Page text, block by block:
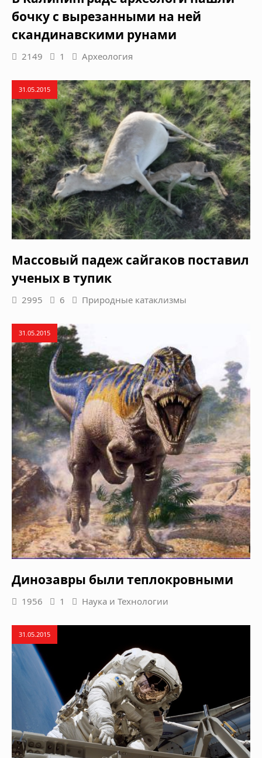
бочку с вырезанными на ней
скандинавскими рунами
2149 1 Археология
31.05.2015
Массовый падеж сайгаков поставил
ученых в тупик
2995 6 Природные катаклизмы
31.05.2015
Динозавры были теплокровными
1956 1 Наука и Технологии
31.05.2015